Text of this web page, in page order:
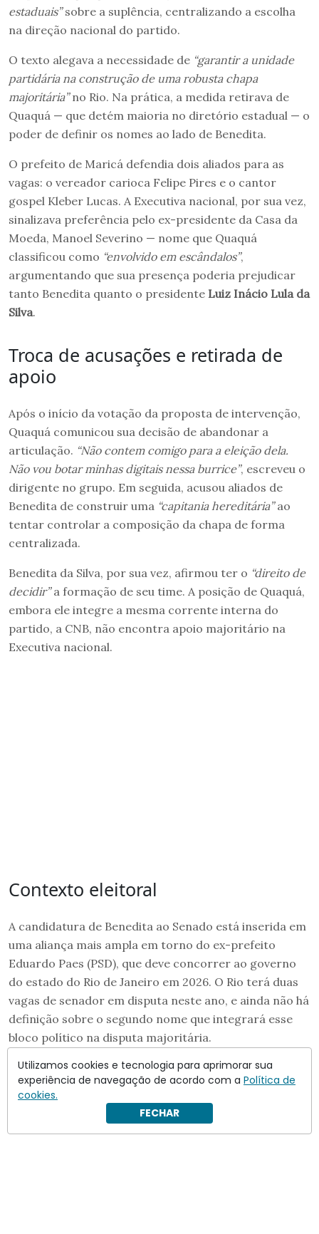
estaduais”sobre a suplência, centralizando a escolha
na direção nacional do partido.
O texto alegava a necessidade de “garantir a unidade
partidária na construção de uma robusta chapa
majoritária”no Rio. Na prática, a medida retirava de
Quaquá — que detém maioria no diretório estadual — o
poder de definir os nomes ao lado de Benedita.
O prefeito de Maricá defendia dois aliados para as
vagas: o vereador carioca Felipe Pires e o cantor
gospel Kleber Lucas. A Executiva nacional, por sua vez,
sinalizava preferência pelo ex-presidente da Casa da
Moeda, Manoel Severino — nome que Quaquá
classificou como “envolvido em escândalos”,
argumentando que sua presença poderia prejudicar
tanto Benedita quanto o presidente Luiz Inácio Lula da
Silva.
Troca de acusações e retirada de
apoio
Após o início da votação da proposta de intervenção,
Quaquá comunicou sua decisão de abandonar a
articulação. “Não contem comigo para a eleição dela.
Não vou botar minhas digitais nessa burrice”, escreveu o
dirigente no grupo. Em seguida, acusou aliados de
Benedita de construir uma “capitania hereditária”ao
tentar controlar a composição da chapa de forma
centralizada.
Benedita da Silva, por sua vez, afirmou ter o “direito de
decidir”a formação de seu time. A posição de Quaquá,
embora ele integre a mesma corrente interna do
partido, a CNB, não encontra apoio majoritário na
Executiva nacional.
Contexto eleitoral
A candidatura de Benedita ao Senado está inserida em
uma aliança mais ampla em torno do ex-prefeito
Eduardo Paes (PSD), que deve concorrer ao governo
do estado do Rio de Janeiro em 2026. O Rio terá duas
vagas de senador em disputa neste ano, e ainda não há
definição sobre o segundo nome que integrará esse
bloco político na disputa majoritária.
Utilizamos cookies e tecnologia para aprimorar sua
experiência de navegação de acordo com a Política de
cookies.
FECHAR